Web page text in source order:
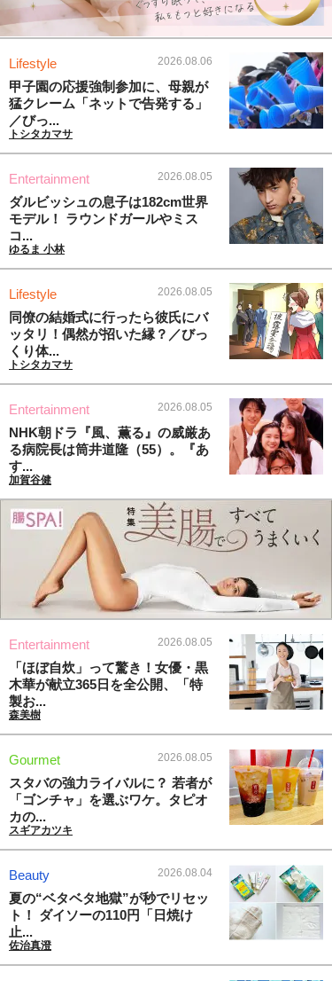
Lifestyle 2026.08.06
甲子園の応援強制参加に、母親が
猛クレーム「ネットで告発する」
／びっ...
トシタカマサ
Entertainment 2026.08.05
ダルビッシュの息子は182cm世界
モデル！ ラウンドガールやミス
コ...
ゆるま 小林
Lifestyle 2026.08.05
同僚の結婚式に行ったら彼氏にバ
ッタリ！偶然が招いた縁？／びっ
くり体...
トシタカマサ
Entertainment 2026.08.05
NHK朝ドラ『風、薫る』の威厳あ
る病院長は筒井道隆（55）。『あ
す...
加賀谷健
Entertainment 2026.08.05
「ほぼ自炊」って驚き！女優・黒
木華が献立365日を全公開、「特
製お...
森美樹
Gourmet 2026.08.05
スタバの強力ライバルに？ 若者が
「ゴンチャ」を選ぶワケ。タピオ
カの...
スギアカツキ
Beauty 2026.08.04
夏の“ベタベタ地獄”が秒でリセッ
ト！ ダイソーの110円「日焼け
止...
佐治真澄